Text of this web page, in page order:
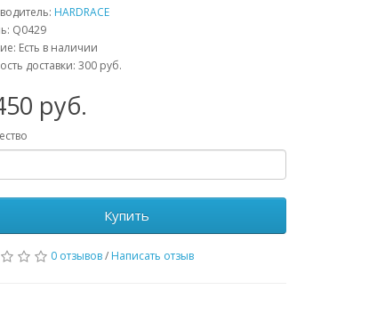
HARDRACE
Q0429
Есть в наличии
доставки: 300 руб.
руб.
Купить
0 отзывов/ Написать отзыв